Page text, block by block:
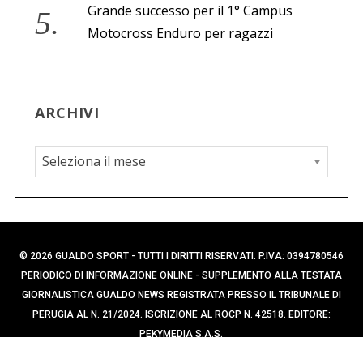
Grande successo per il 1° Campus
Motocross Enduro per ragazzi
ARCHIVI
A
r
c
h
i
v
i
© 2026 GUALDO SPORT - TUTTI I DIRITTI RISERVATI. P.IVA: 0394780546
PERIODICO DI INFORMAZIONE ONLINE - SUPPLEMENTO ALLA TESTATA
GIORNALISTICA GUALDO NEWS REGISTRATA PRESSO IL TRIBUNALE DI
PERUGIA AL N. 21/2024. ISCRIZIONE AL ROCP N. 42518. EDITORE:
PEKYMEDIA S.A.S.